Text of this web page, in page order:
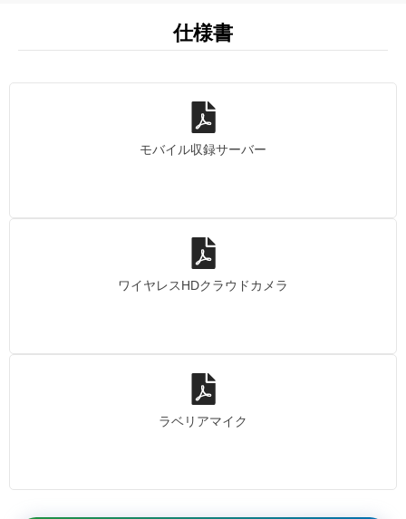
仕様書
モバイル収録サーバー
ワイヤレスHDクラウドカメラ
ラベリアマイク